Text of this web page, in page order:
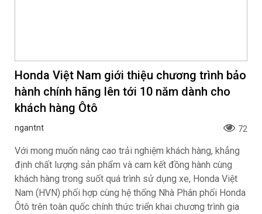
Honda Việt Nam giới thiệu chương trình bảo
hành chính hãng lên tới 10 năm dành cho
khách hàng Ôtô
ngantnt 72
Với mong muốn nâng cao trải nghiệm khách hàng, khẳng
định chất lượng sản phẩm và cam kết đồng hành cùng
khách hàng trong suốt quá trình sử dụng xe, Honda Việt
Nam (HVN) phối hợp cùng hệ thống Nhà Phân phối Honda
Ôtô trên toàn quốc chính thức triển khai chương trình gia